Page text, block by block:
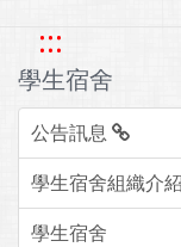
:::
學生宿舍
公告訊息
學生宿舍組織介紹
學生宿舍